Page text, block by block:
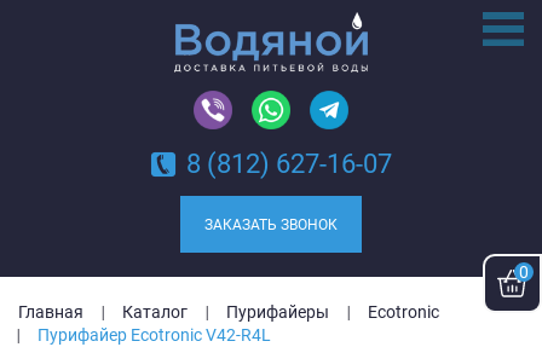
0
8 (812) 627-16-07
ЗАКАЗАТЬ ЗВОНОК
Главная Каталог Пурифайеры
Ecotronic
Пурифайер Ecotronic V42-R4L